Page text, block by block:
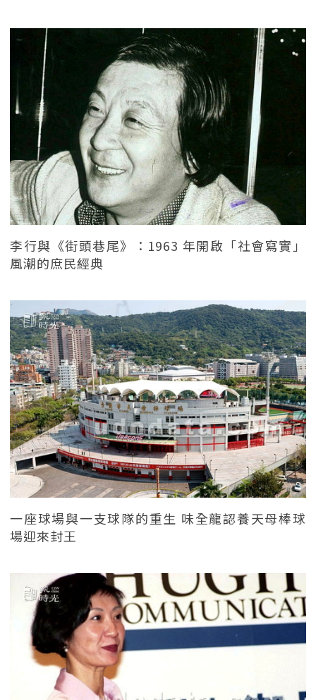
李行與《街頭巷尾》：1963 年開啟「社會寫實」
風潮的庶民經典
一座球場與一支球隊的重生 味全龍認養天母棒球
場迎來封王